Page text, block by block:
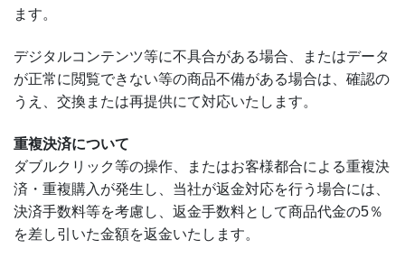
ます。
デジタルコンテンツ等に不具合がある場合、またはデータ
が正常に閲覧できない等の商品不備がある場合は、確認の
うえ、交換または再提供にて対応いたします。
重複決済について
ダブルクリック等の操作、またはお客様都合による重複決
済・重複購入が発生し、当社が返金対応を行う場合には、
決済手数料等を考慮し、返金手数料として商品代金の5％
を差し引いた金額を返金いたします。